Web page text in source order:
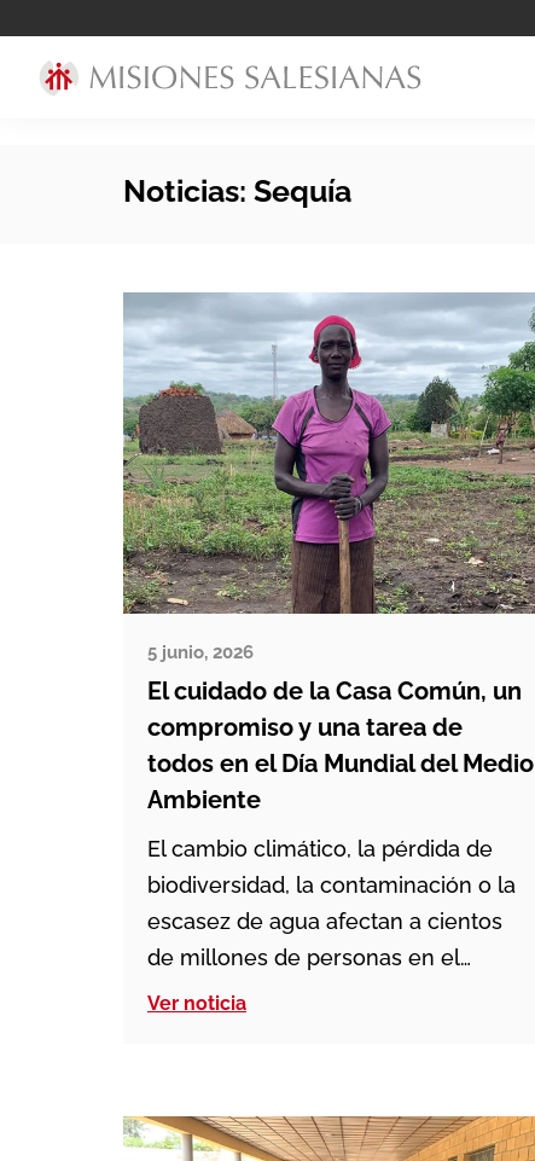
Noticias: Sequía
5 junio, 2026
El cuidado de la Casa Común, un
compromiso y una tarea de
todos en el Día Mundial del Medio
Ambiente
El cambio climático, la pérdida de
biodiversidad, la contaminación o la
escasez de agua afectan a cientos
de millones de personas en el
mundo, especialmente a las
recursos naturales amenazan la vida
Ver noticia